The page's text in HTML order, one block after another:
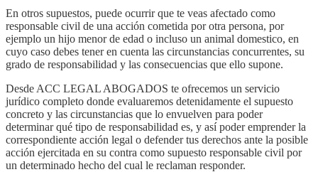
En otros supuestos, puede ocurrir que te veas afectado como
responsable civil de una acción cometida por otra persona, por
ejemplo un hijo menor de edad o incluso un animal domestico, en
cuyo caso debes tener en cuenta las circunstancias concurrentes, su
grado de responsabilidad y las consecuencias que ello supone.
Desde ACC LEGAL ABOGADOS te ofrecemos un servicio
jurídico completo donde evaluaremos detenidamente el supuesto
concreto y las circunstancias que lo envuelven para poder
determinar qué tipo de responsabilidad es, y así poder emprender la
correspondiente acción legal o defender tus derechos ante la posible
acción ejercitada en su contra como supuesto responsable civil por
un determinado hecho del cual le reclaman responder.